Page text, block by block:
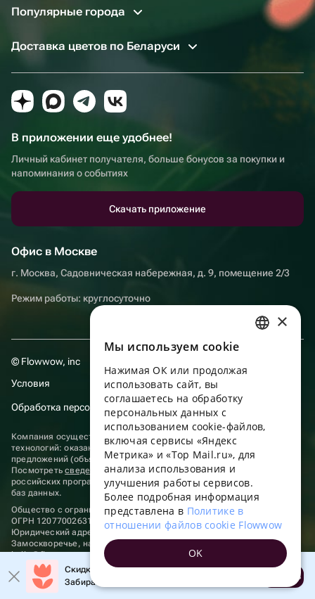
Популярные города
Доставка цветов по Беларуси
В приложении еще удобнее!
Личный кабинет получателя, больше бонусов за покупки и
напоминания о событиях
Скачать приложение
Офис в Москве
г. Москва, Садовническая набережная, д. 9, помещение 2/3
Режим работы: круглосуточно
© Flowwow, inc
Условия
Обработка персональных данных
Компания осуществляет деятельность в области информационных
технологий: оказание услуг в сети “Интернет” по размещению
предложений (объявлений) продавцов о реализации товаров.
Посмотретьсведения о программах, включенных в реестр
российских программ для электронных вычислительных машин и
баз данных.
Общество с ограниченной ответственностью «ФЛАУВАУ»
ОГРН 1207700263198, ИНН 9702020445
Юридический адрес: г. Москва, вн.тер. г. Муниципальный округ
Замоскворечье, наб. Садовническая, д. 9, помещ. 2/3.
hello@flowwow.com
8 800 555-16-15
Применяютсярекомендательные технологии
Скидка до 10% на первый заказ!
Забирайте промокод в приложении!
Открыть
ENGLISH
UKRAINIAN
PORTUGUESE
FRENCH
TURKISH
POLISH
×
Мы используем сookie
Нажимая ОК или продолжая
использовать сайт, вы
соглашаетесь на обработку
персональных данных с
использованием cookie-файлов,
включая сервисы «Яндекс
Метрика» и «Top Mail.ru», для
анализа использования и
улучшения работы сервисов.
Более подробная информация
представлена в Политике в
отношении файлов cookie Flowwow
OK